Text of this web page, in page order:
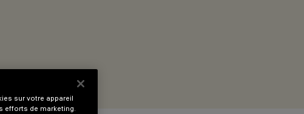
sur votre appareil
efforts de marketing.